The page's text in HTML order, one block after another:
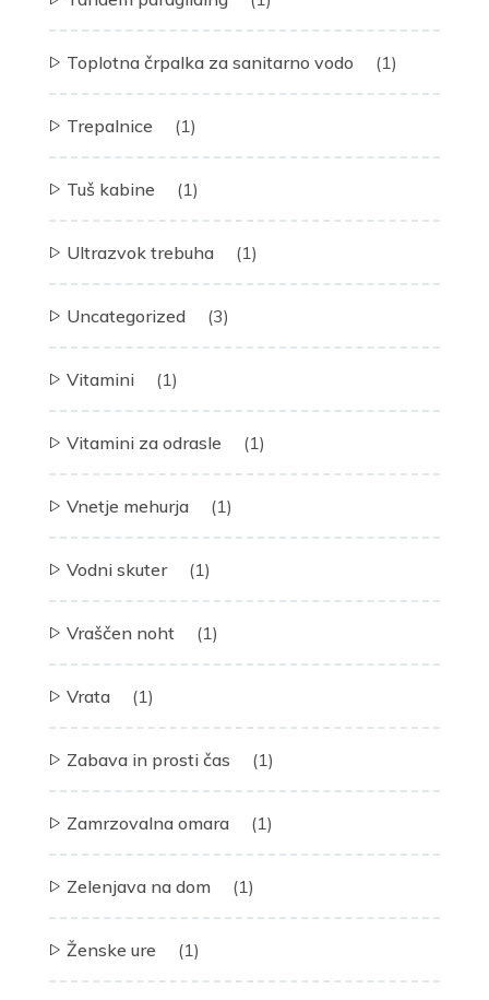
Toplotna črpalka za sanitarno vodo (1)
Trepalnice (1)
Tuš kabine (1)
Ultrazvok trebuha (1)
Uncategorized (3)
Vitamini (1)
Vitamini za odrasle (1)
Vnetje mehurja (1)
Vodni skuter (1)
Vraščen noht (1)
Vrata (1)
Zabava in prosti čas (1)
Zamrzovalna omara (1)
Zelenjava na dom (1)
Ženske ure (1)